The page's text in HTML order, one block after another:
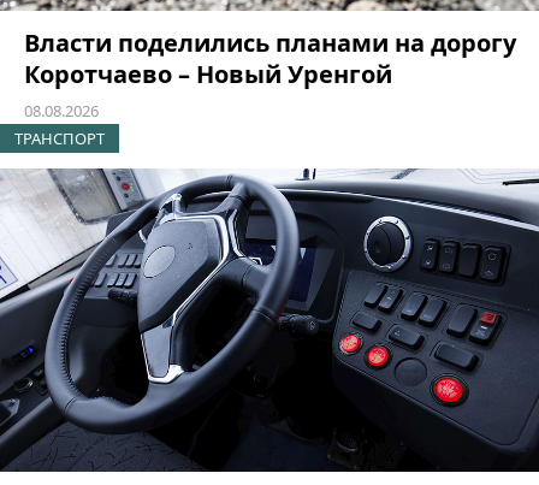
Власти поделились планами на дорогу
Коротчаево – Новый Уренгой
08.08.2026
ТРАНСПОРТ